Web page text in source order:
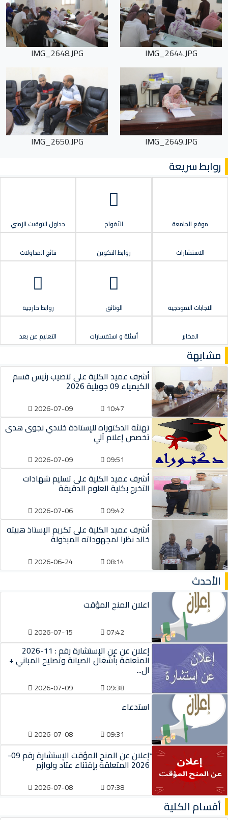
IMG_2644.JPG
IMG_2648.JPG
IMG_2649.JPG
IMG_2650.JPG
روابط سريعة
موقع الجامعة الأفواج جداول التوقيت الزمني
الاستشارات روابط التكوين نتائج المداولات
الاجابات النموذجية الوثائق روابط خارجية
المخابر أسئلة و استفسارات التعليم عن بعد
مشابهة
أشرف عميد الكلية على تنصيب رئيس قسم
الكيمياء 09 جويلية 2026
10:47
2026-07-09
تهنئة الدكتوراه للإستاذة خلادي نجوى هدى
تخصص إعلام آلي
09:51
2026-07-09
أشرف عميد الكلية على تسليم شهادات
التخرج بكلية العلوم الدقيقة
09:42
2026-07-06
أشرف عميد الكلية على تكريم الإستاذ هبيته
خالد نظرا لمجهوداته المبذولة
08:14
2026-06-24
الأحدث
اعلان المنح المؤقت
07:42
2026-07-15
إعلان عن عن الإستشارة رقم : 11-2026
المتعلقة بأشغال الصيانة وتصليح المباني +
ال...
09:38
2026-07-09
استدعاء
09:31
2026-07-08
ّإعلان عن المنح المؤقت الإستشارة رقم 09-
2026 المتعلقة بإقتناء عتاد ولوازم
07:38
2026-07-08
أقسام الكلية